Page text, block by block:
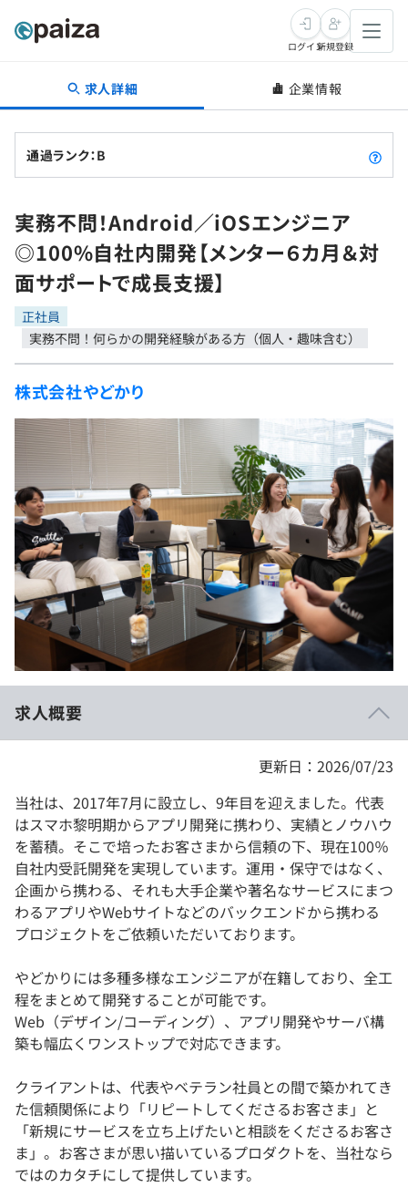
転職・キャリア
転職成功ガイド
転職エージェント
インタビュー
転職成功ガイド
新卒就活
求人検索
本選考
インターン
イベント・セミナー
インタビュー
就活成功ガイド
学習
問題集
4択課題
リファレンス
プラン
個人向けプラン
法人向けプラン
学校向けプラン
プログラミング言語
評価結果一覧
再チャレンジ結果一覧
ゲーム・マンガ
Tech Team Journal
paiza times
note
paizaとは？
ログイン新規登録
求人詳細 企業情報
通過ランク：B
実務不問！Android／iOSエンジニア
◎100%自社内開発【メンター６カ月＆対
面サポートで成長支援】
正社員
実務不問！何らかの開発経験がある方（個人・趣味含む）
株式会社やどかり
求人概要
更新日：2026/07/23
当社は、2017年7月に設立し、9年目を迎えました。代表
はスマホ黎明期からアプリ開発に携わり、実績とノウハウ
を蓄積。そこで培ったお客さまから信頼の下、現在100％
自社内受託開発を実現しています。運用・保守ではなく、
企画から携わる、それも大手企業や著名なサービスにまつ
わるアプリやWebサイトなどのバックエンドから携わる
プロジェクトをご依頼いただいております。
やどかりには多種多様なエンジニアが在籍しており、全工
程をまとめて開発することが可能です。
Web（デザイン/コーディング）、アプリ開発やサーバ構
築も幅広くワンストップで対応できます。
クライアントは、代表やベテラン社員との間で築かれてき
た信頼関係により「リピートしてくださるお客さま」と
「新規にサービスを立ち上げたいと相談をくださるお客さ
ま」。お客さまが思い描いているプロダクトを、当社なら
ではのカタチにして提供しています。